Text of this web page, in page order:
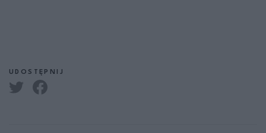
UDOSTĘPNIJ